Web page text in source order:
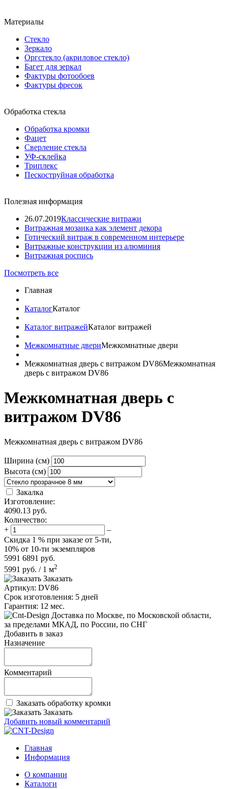
Материалы
Стекло
Зеркало
Оргстекло (акриловое стекло)
Багет для зеркал
Фактуры фотообоев
Фактуры фресок
Обработка стекла
Обработка кромки
Фацет
Сверление стекла
УФ-склейка
Триплекс
Пескоструйная обработка
Полезная информация
26.07.2019Классические витражи
Витражная мозаика как элемент декора
Готический витраж в современном интерьере
Витражные конструкции из алюминия
Витражная роспись
Посмотреть все
Главная
КаталогКаталог
Каталог витражейКаталог витражей
Межкомнатные двериМежкомнатные двери
Межкомнатная дверь с витражом DV86Межкомнатная
дверь с витражом DV86
Межкомнатная дверь с
витражом DV86
Межкомнатная дверь с витражом DV86
Ширина (см)
Высота (см)
Закалка
Изготовление:
4090.13 руб.
Количество:
+
–
Скидка 1 % при заказе от 5-ти,
10% от 10-ти экземпляров
5991 6891 руб.
5991 руб. / 1 м2
Заказать
Артикул: DV86
Срок изготовления: 5 дней
Гарантия: 12 мес.
по Москве, по Московской области,
за пределами МКАД, по России, по СНГ
Добавить в заказ
Назначение
Комментарий
Заказать обработку кромки
Заказать
Добавить новый комментарий
Главная
Информация
О компании
Каталоги